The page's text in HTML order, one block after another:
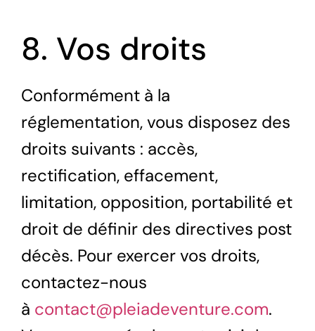
8. Vos droits
Conformément à la
réglementation, vous disposez des
droits suivants : accès,
rectification, effacement,
limitation, opposition, portabilité et
droit de définir des directives post
décès. Pour exercer vos droits,
contactez-nous
à contact@pleiadeventure.com.